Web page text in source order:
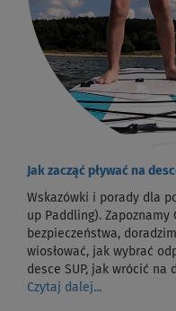
Jak zacząć pływać na
Wskazówki i porady dla
up Paddling).
bezpieczeństwa,
wiosłować, jak wybrać
desce SUP, jak wrócić
Czytaj dalej...